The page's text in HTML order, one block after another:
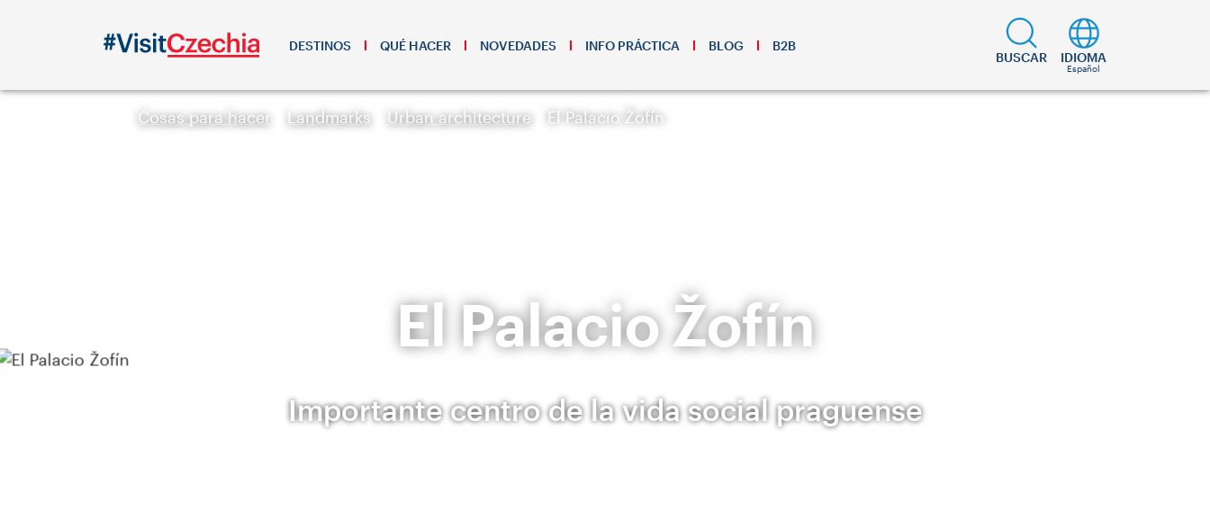
DESTINOS QUÉ HACER NOVEDADES INFO PRÁCTICA BLOG B2B
BUSCAR IDIOMA
Español
Cosas para hacer Landmarks Urban architecture El Palacio Žofín
El Palacio Žofín
Importante centro de la vida social praguense